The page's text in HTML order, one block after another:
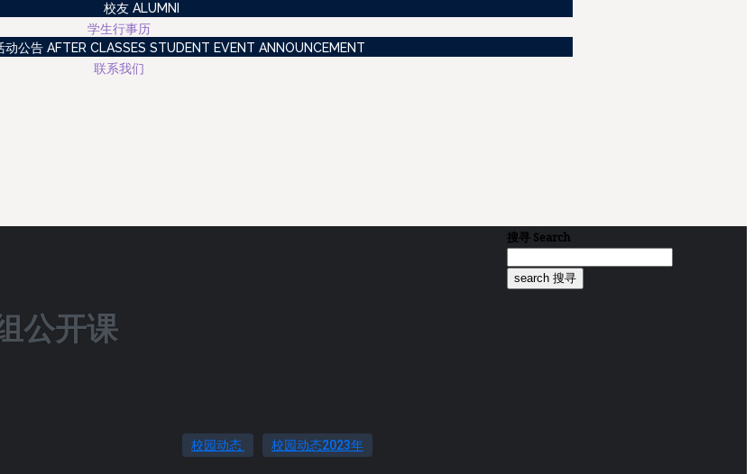
校友 ALUMNI
学生行事历
动公告 AFTER CLASSES STUDENT EVENT ANNOUNCEMENT
联系我们
公开课
校园动态 校园动态2023年
搜寻 Search
search 搜寻